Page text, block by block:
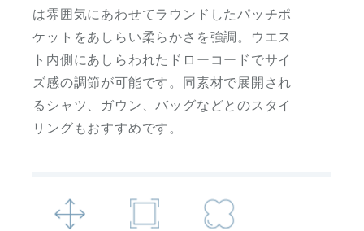
は雰囲気にあわせてラウンドしたパッチポ
ケットをあしらい柔らかさを強調。ウエス
ト内側にあしらわれたドローコードでサイ
ズ感の調節が可能です。同素材で展開され
るシャツ、ガウン、バッグなどとのスタイ
リングもおすすめです。